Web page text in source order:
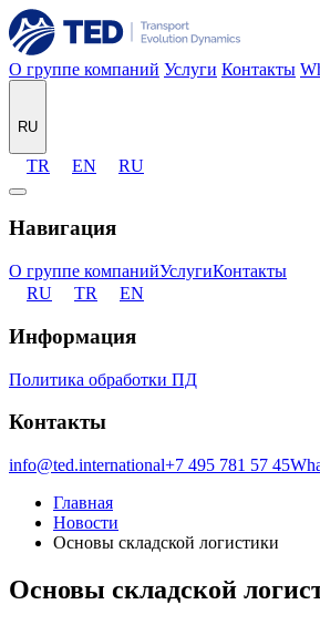
О группе компаний Услуги Контакты
RU
TR EN RU
Навигация
О группе компанийУслугиКонтакты
RU
TR EN
Информация
Политика обработки ПД
Контакты
info@ted.international+7 495 781 57 45
Главная
Новости
Основы складской логистики
Основы складской